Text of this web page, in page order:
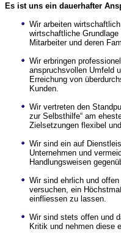
Es ist uns ein dauerhafter
Wir arbeiten
wirtschaftliche
Mitarbeiter und deren
Wir erbringen
anspruchsvollen Umfeld
Erreichung von
Kunden.
Wir vertreten den
zur Selbsthilfe“ am
Zielsetzungen flexibel
Wir sind ein auf
Unternehmen und
Handlungsweisen
Wir sind ehrlich und
versuchen, ein
einfliessen zu lassen.
Wir sind stets offen und
Kritik und nehmen diese